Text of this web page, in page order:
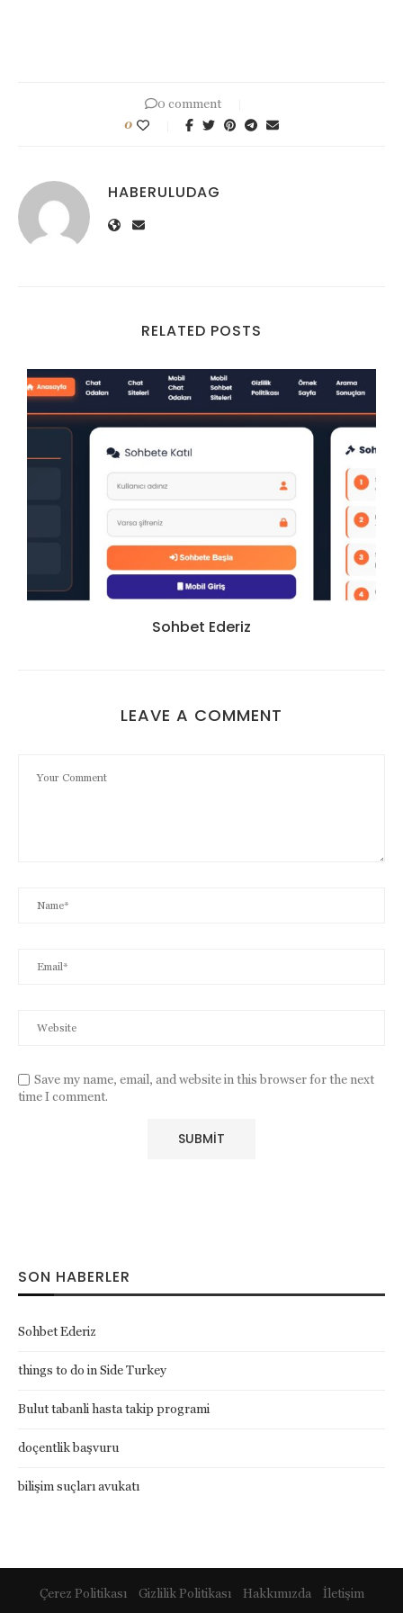
0 comment
0
HABERULUDAG
RELATED POSTS
Sohbet Ederiz
LEAVE A COMMENT
Save my name, email, and website in this browser for the next
time I comment.
SON HABERLER
Sohbet Ederiz
things to do in Side Turkey
Bulut tabanli hasta takip programi
doçentlik başvuru
bilişim suçları avukatı
Çerez Politikası Gizlilik Politikası Hakkımızda İletişim